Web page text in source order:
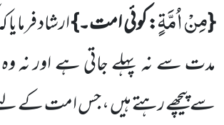
{مِنْ اُمَّةٍ: کوئی امت۔}ارشاد
مدت سے نہ پہلے جاتی ہے اور نہ
سے پیچھے رہتے ہیں ، جس امت کے